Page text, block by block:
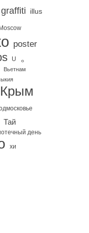
graffiti illus
Moscow
poster
U 。
Вьетнам
Крым
Тай
день
хи